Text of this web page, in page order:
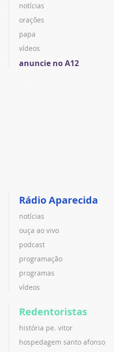
notícias
orações
papa
vídeos
anuncie no A12
Rádio Aparecida
notícias
ouça ao vivo
podcast
programação
programas
vídeos
Redentoristas
história pe. vitor
hospedagem santo afonso